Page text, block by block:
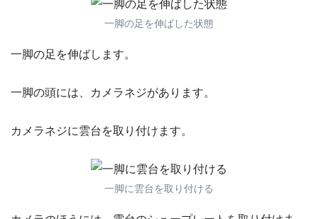
一脚の足を伸ばした状態
一脚の足を伸ばします。
一脚の頭には、カメラネジがあります。
カメラネジに雲台を取り付けます。
一脚に雲台を取り付ける